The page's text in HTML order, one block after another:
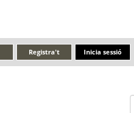
Inicia sessió
Registra't